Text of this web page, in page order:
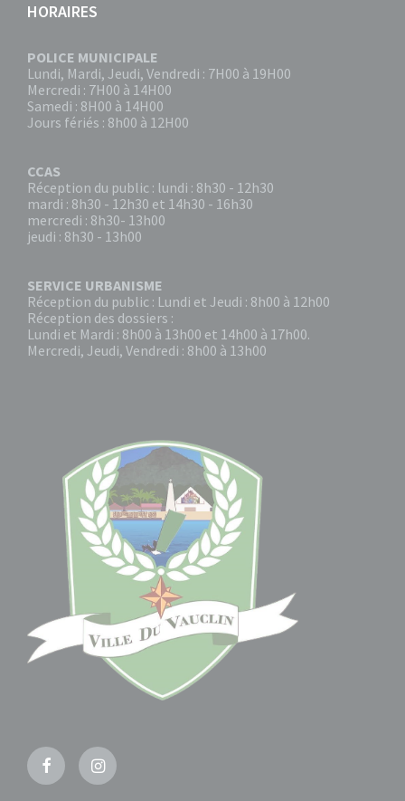
HORAIRES
POLICE MUNICIPALE
Lundi, Mardi, Jeudi, Vendredi : 7H00 à 19H00
Mercredi : 7H00 à 14H00
Samedi : 8H00 à 14H00
Jours fériés : 8h00 à 12H00
CCAS
Réception du public : lundi : 8h30 - 12h30
mardi : 8h30 - 12h30 et 14h30 - 16h30
mercredi : 8h30- 13h00
jeudi : 8h30 - 13h00
SERVICE URBANISME
Réception du public : Lundi et Jeudi : 8h00 à 12h00
Réception des dossiers :
Lundi et Mardi : 8h00 à 13h00 et 14h00 à 17h00.
Mercredi, Jeudi, Vendredi : 8h00 à 13h00
FacebookInstagram